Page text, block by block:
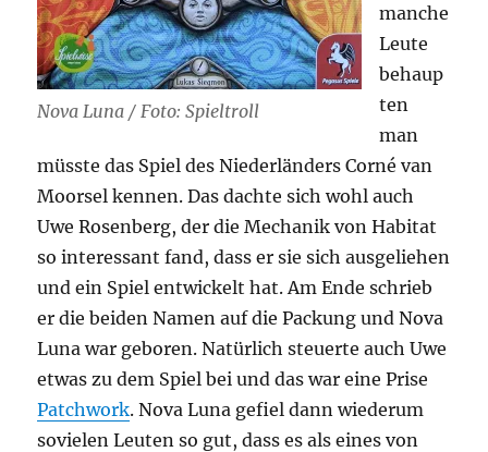
Nova Luna / Foto: Spieltroll
manche
Leute
behaup
ten
man
müsste das Spiel des Niederländers Corné van
Moorsel kennen. Das dachte sich wohl auch
Uwe Rosenberg, der die Mechanik von Habitat
so interessant fand, dass er sie sich ausgeliehen
und ein Spiel entwickelt hat. Am Ende schrieb
er die beiden Namen auf die Packung und Nova
Luna war geboren. Natürlich steuerte auch Uwe
etwas zu dem Spiel bei und das war eine Prise
Patchwork. Nova Luna gefiel dann wiederum
sovielen Leuten so gut, dass es als eines von